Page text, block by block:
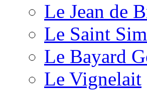
Le Jean de
Le Saint
Le Bayard
Le Vignelait